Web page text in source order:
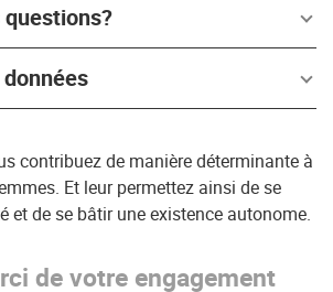
contribuez de manière déterminante à
Et leur permettez ainsi de se
et de se bâtir une existence autonome.
de votre engagement